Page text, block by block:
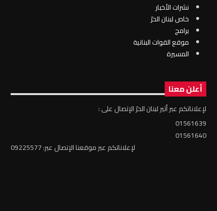
نشرات الأخبار
خاص لبنان الحرّ
برامج
موقع القوات البنانية
المسيرة
أعلن معنا
لإعلاناتكم عبر أثير لبنان الحرّ الإتصال على :
01561639
01561640
لإعلاناتكم عبر موقعنا الإتصال عبر: 09225577